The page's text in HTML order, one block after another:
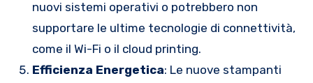
nuovi sistemi operativi o potrebbero non
supportare le ultime tecnologie di connettività,
come il Wi-Fi o il cloud printing.
Efficienza Energetica: Le nuove stampanti